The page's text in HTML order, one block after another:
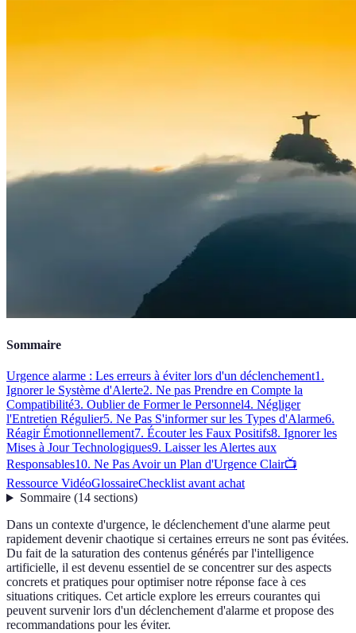
Sommaire
Urgence alarme : Les erreurs à éviter lors d'un déclenchement1.
Ignorer le Système d'Alerte2. Ne pas Prendre en Compte la
Compatibilité3. Oublier de Former le Personnel4. Négliger
l'Entretien Régulier5. Ne Pas S'informer sur les Types d'Alarme6.
Réagir Émotionnellement7. Écouter les Faux Positifs8. Ignorer les
Mises à Jour Technologiques9. Laisser les Alertes aux
Responsables10. Ne Pas Avoir un Plan d'Urgence Clair📺
Ressource VidéoGlossaireChecklist avant achat
Sommaire(14 sections)
Dans un contexte d'urgence, le déclenchement d'une alarme peut
rapidement devenir chaotique si certaines erreurs ne sont pas évitées.
Du fait de la saturation des contenus générés par l'intelligence
artificielle, il est devenu essentiel de se concentrer sur des aspects
concrets et pratiques pour optimiser notre réponse face à ces
situations critiques. Cet article explore les erreurs courantes qui
peuvent survenir lors d'un déclenchement d'alarme et propose des
recommandations pour les éviter.